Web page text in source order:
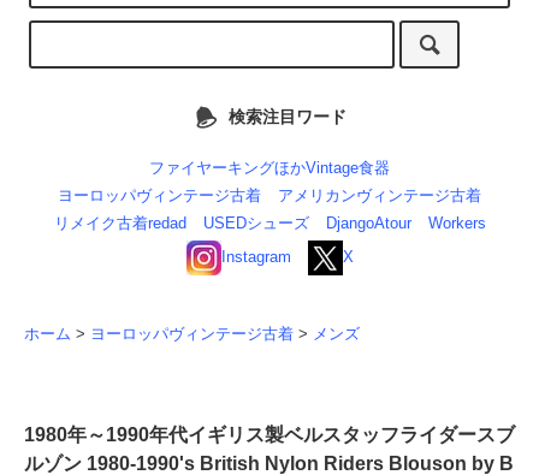
検索注目ワード
ファイヤーキングほかVintage食器
ヨーロッパヴィンテージ古着
アメリカンヴィンテージ古着
リメイク古着redad
USEDシューズ DjangoAtour
Workers
Instagram
X
ホーム > ヨーロッパヴィンテージ古着 > メンズ
1980年～1990年代イギリス製ベルスタッフライダースブ
ルゾン 1980-1990's British Nylon Riders Blouson by B